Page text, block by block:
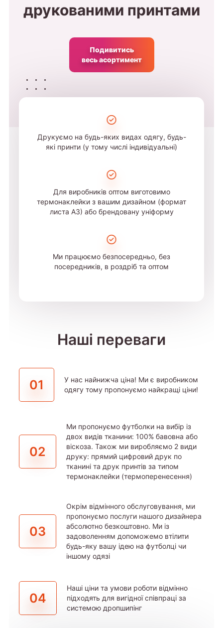
друкованими принтами
Подивитись
весь асортимент
Друкуємо на будь-яких видах одягу, будь-
які принти (у тому числі індивідуальні)
Для виробників оптом виготовимо
термонаклейки з вашим дизайном (формат
листа А3) або брендовану уніформу
Ми працюємо безпосередньо, без
посередників, в роздріб та оптом
Наші переваги
01
У нас найнижча ціна! Ми є виробником
одягу тому пропонуємо найкращі ціни!
02
Ми пропонуємо футболки на вибір із
двох видів тканини: 100% бавовна або
віскоза. Також ми виробляємо 2 види
друку: прямий цифровий друк по
тканині та друк принтів за типом
термонаклейки (термоперенесення)
03
Окрім відмінного обслуговування, ми
пропонуємо послуги нашого дизайнера
абсолютно безкоштовно. Ми із
задоволенням допоможемо втілити
будь-яку вашу ідею на футболці чи
іншому одязі
04
Наші ціни та умови роботи відмінно
підходять для вигідної співпраці за
системою дропшипінг